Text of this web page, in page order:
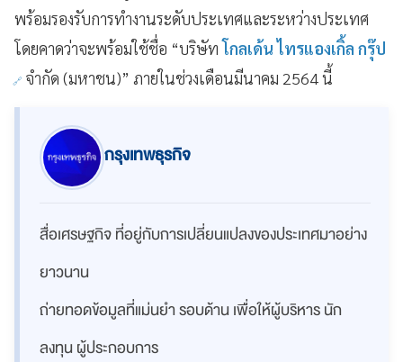
พร้อมรองรับการทำงานระดับประเทศและระหว่างประเทศ
โดยคาดว่าจะพร้อมใช้ชื่อ “บริษัทโกลเด้น ไทรแองเกิ้ล กรุ๊ป
จำกัด (มหาชน)” ภายในช่วงเดือนมีนาคม 2564 นี้
กรุงเทพธุรกิจ
สื่อเศรษฐกิจ ที่อยู่กับการเปลี่ยนแปลงของประเทศมาอย่าง
ยาวนาน
ถ่ายทอดข้อมูลที่แม่นยำ รอบด้าน เพื่อให้ผู้บริหาร นัก
ลงทุน ผู้ประกอบการ